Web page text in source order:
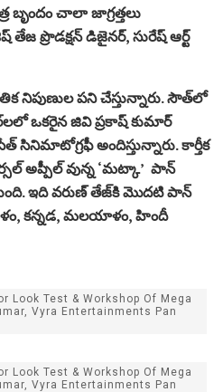
బృందం చాలా జాగ్రత్తలు
ప్రొడక్షన్ డిజైనర్, సురేష్ ఆర్ట్
నిపుణుల పని చేస్తున్నారు. సౌత్‌లో
ఒకరైన జివి ప్రకాష్ కుమార్
సినిమాటోగ్రఫీ అందిస్తున్నారు. కార్తీక
అప్పీల్ వున్న ‘మట్కా’ పాన్
ఇది వరుణ్ తేజ్‌కి మొదటి పాన్
కన్నడ, మలయాళం, హిందీ
Look Test & Workshop Of Mega
Vyra Entertainments Pan
Look Test & Workshop Of Mega
Vyra Entertainments Pan